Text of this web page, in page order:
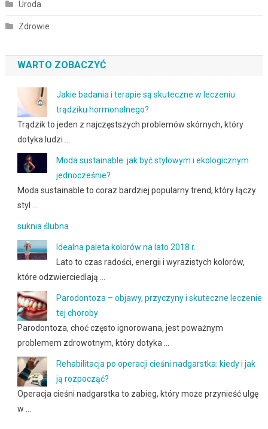
Uroda
Zdrowie
WARTO ZOBACZYĆ
Jakie badania i terapie są skuteczne w leczeniu
trądziku hormonalnego?
Trądzik to jeden z najczęstszych problemów skórnych, który
dotyka ludzi …
Moda sustainable: jak być stylowym i ekologicznym
jednocześnie?
Moda sustainable to coraz bardziej popularny trend, który łączy
styl …
suknia ślubna
Idealna paleta kolorów na lato 2018 r.
Lato to czas radości, energii i wyrazistych kolorów,
które odzwierciedlają …
Parodontoza – objawy, przyczyny i skuteczne leczenie
tej choroby
Parodontoza, choć często ignorowana, jest poważnym
problemem zdrowotnym, który dotyka …
Rehabilitacja po operacji cieśni nadgarstka: kiedy i jak
ją rozpocząć?
Operacja cieśni nadgarstka to zabieg, który może przynieść ulgę
w …